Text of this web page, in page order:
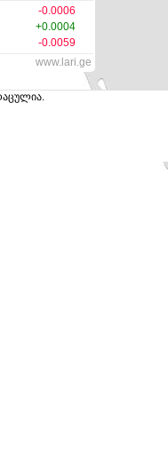
-0.0006
+0.0004
-0.0059
www.lari.ge